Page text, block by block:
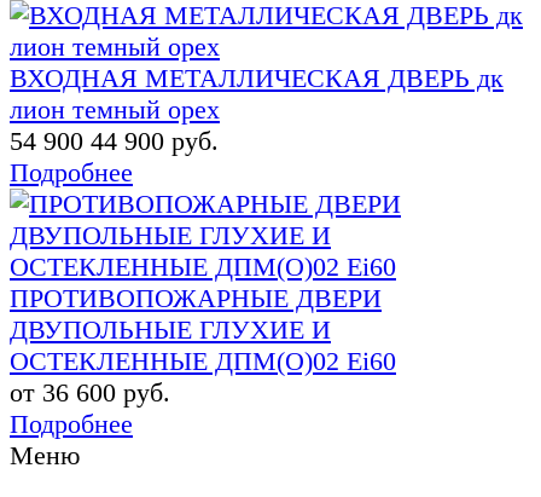
ВХОДНАЯ МЕТАЛЛИЧЕСКАЯ ДВЕРЬ дк
лион темный орех
54 900 44 900 руб.
Подробнее
ПРОТИВОПОЖАРНЫЕ ДВЕРИ
ДВУПОЛЬНЫЕ ГЛУХИЕ И
ОСТЕКЛЕННЫЕ ДПМ(О)02 Ei60
от 36 600 руб.
Подробнее
Меню